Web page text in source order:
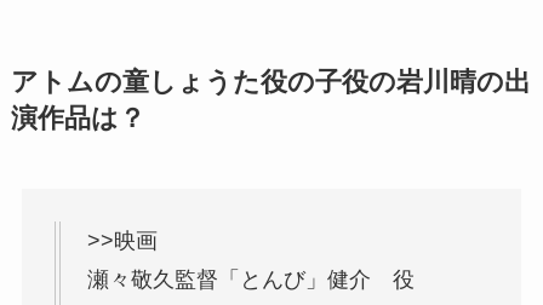
アトムの童しょうた役の子役の岩川晴の出
演作品は？
>>映画
瀬々敬久監督「とんび」健介 役